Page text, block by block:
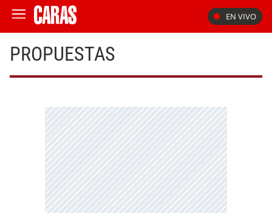
EN VIVO
PROPUESTAS